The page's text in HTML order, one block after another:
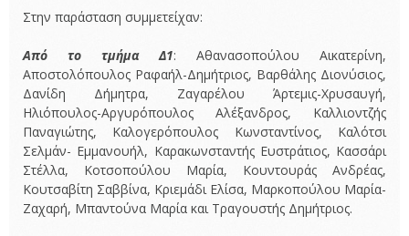
Στην παράσταση συμμετείχαν:
Από το τμήμα Δ1: Αθανασοπούλου Αικατερίνη,
Αποστολόπουλος Ραφαήλ-Δημήτριος, Βαρθάλης Διονύσιος,
Δανίδη Δήμητρα, Ζαγαρέλου Άρτεμις-Χρυσαυγή,
Ηλιόπουλος-Αργυρόπουλος Αλέξανδρος, Καλλιοντζής
Παναγιώτης, Καλογερόπουλος Κωνσταντίνος, Καλότσι
Σελμάν- Εμμανουήλ, Καρακωνσταντής Ευστράτιος, Κασσάρι
Στέλλα, Κοτσοπούλου Μαρία, Κουντουράς Ανδρέας,
Κουτσαβίτη Σαββίνα, Κριεμάδι Ελίσα, Μαρκοπούλου Μαρία-
Ζαχαρή, Μπαντούνα Μαρία και Τραγουστής Δημήτριος.